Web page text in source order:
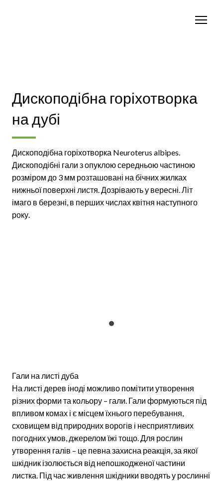
Дископодібна горіхотворка
на дубі
Дископодібна горіхотворка Neuroterus albipes.
Дископодібні гали з опуклою середньою частиною
розміром до 3 мм розташовані на бічних жилках
нижньої поверхні листя. Дозрівають у вересні. Літ
імаго в березні, в перших числах квітня наступного
року.
Гали на листі дуба
На листі дерев іноді можливо помітити утворення
різних форми та кольору – гали. Гали формуються під
впливом комах і є місцем їхнього перебування,
сховищем від природних ворогів і несприятливих
погодних умов, джерелом їжі тощо. Для рослин
утворення галів – це певна захисна реакція, за якої
шкідник ізолюється від непошкодженої частини
листка. Під час живлення шкідники вводять у рослинні